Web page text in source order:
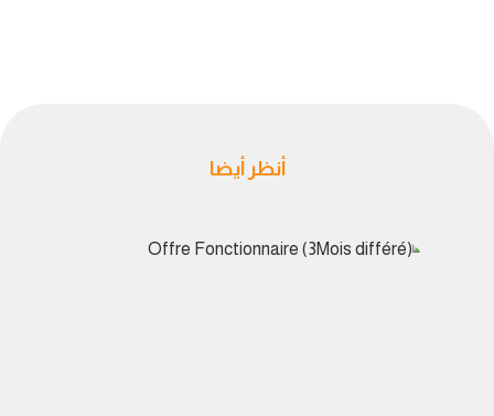
أنظر أيضا